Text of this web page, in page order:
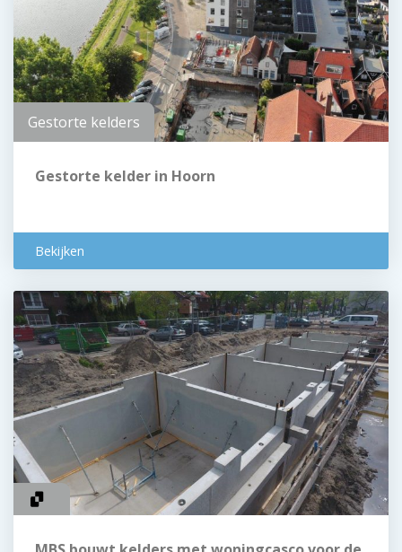
Gestorte kelders
Gestorte kelder in Hoorn
Bekijken